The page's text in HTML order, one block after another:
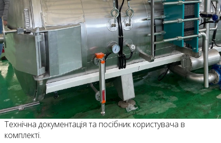
Технічна документація та посібник користувача в
комплекті.